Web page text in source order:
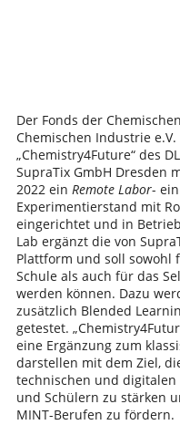
Der Fonds der
Chemischen Industrie
„Chemistry4Future“ des
SupraTix GmbH Dresden
2022 ein Remote Labor-
Experimentierstand mit
eingerichtet und in
Lab ergänzt die von
Plattform und soll
Schule als auch für das
werden können. Dazu
zusätzlich Blended
getestet.
eine Ergänzung zum
darstellen mit dem Ziel,
technischen und digitalen
und Schülern zu stärken
MINT-Berufen zu fördern.